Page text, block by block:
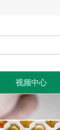
视频中心